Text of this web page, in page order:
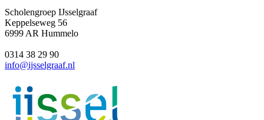
Scholengroep IJsselgraaf
Keppelseweg 56
6999 AR Hummelo
0314 38 29 90
info@ijsselgraaf.nl